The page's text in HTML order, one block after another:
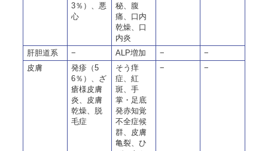
3％）、悪
心
秘、腹
痛、口内
乾燥、口
内炎
肝胆道系 − ALP増加 −
−
皮膚
発疹（5
6％）、ざ
瘡様皮膚
炎、皮膚
乾燥、脱
毛症
そう痒
症、紅
斑、手
掌・足底
発赤知覚
不全症候
群、皮膚
亀裂、ひ
− −